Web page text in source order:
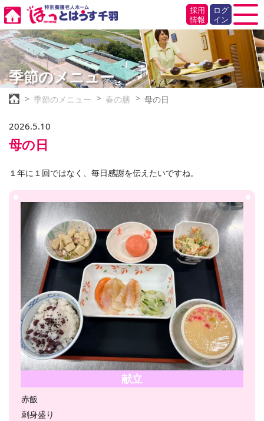
採用
情報
ログ
イン
季節のメニュー
季節のメニュー 春の膳 母の日
2026.5.10
母の日
１年に１回ではなく、毎日感謝を伝えたいですね。
献立
赤飯
刺身盛り